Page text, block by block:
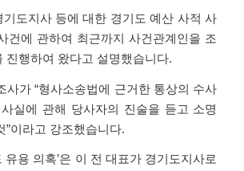
기도지사 등에 대한 경기도 예산 사적 사
건에 관하여 최근까지 사건관계인을 조
진행하여 왔다고 설명했습니다.
사가 “형사소송법에 근거한 통상의 수사
사실에 관해 당사자의 진술을 듣고 소명
”이라고 강조했습니다.
유용 의혹’은 이 전 대표가 경기도지사로